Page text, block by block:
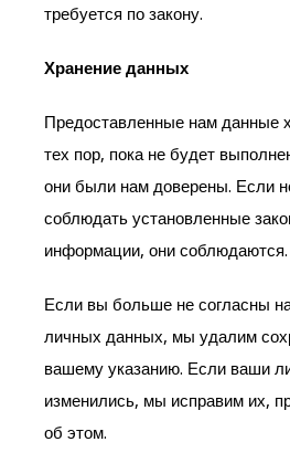
требуется по закону.
Хранение данных
Предоставленные нам данные
тех пор, пока не будет
они были нам доверены. Если
соблюдать установленные
информации, они соблюдаются.
Если вы больше не согласны
личных данных, мы удалим
вашему указанию. Если ваши
изменились, мы исправим их,
об этом.